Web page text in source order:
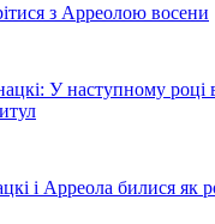
з Арреолою восени
У наступному році
і Арреола билися як